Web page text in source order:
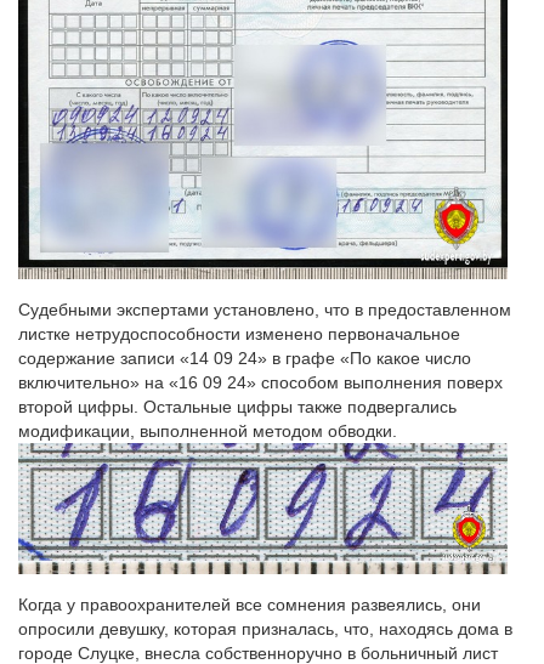
Судебными экспертами установлено, что в предоставленном
листке нетрудоспособности изменено первоначальное
содержание записи «14 09 24» в графе «По какое число
включительно» на «16 09 24» способом выполнения поверх
второй цифры. Остальные цифры также подвергались
модификации, выполненной методом обводки.
Когда у правоохранителей все сомнения развеялись, они
опросили девушку, которая призналась, что, находясь дома в
городе Слуцке, внесла собственноручно в больничный лист